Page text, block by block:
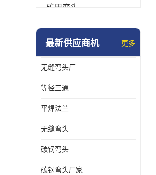
矿用弯头
冲压弯头
热压弯头
镀锌弯头
最新供应商机 更多
无缝弯头厂
等径三通
平焊法兰
无缝弯头
碳钢弯头
碳钢弯头厂家